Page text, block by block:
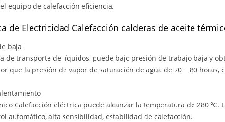
equipo de calefacción eficiencia.
de Electricidad Calefacción calderas de aceite
baja
de transporte de líquidos, puede bajo presión de trabajo baja y
que la presión de vapor de saturación de agua de 70 ~ 80 horas,
Calefacción eléctrica puede alcanzar la temperatura de 280 ℃.
automático, alta sensibilidad, estabilidad de calefacción.